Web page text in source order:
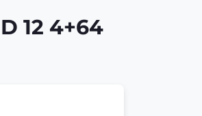
12 4+64